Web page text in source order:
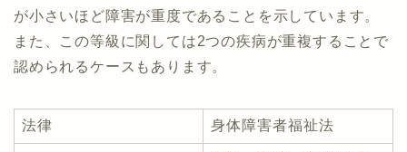
が小さいほど障害が重度であることを示しています。
また、この等級に関しては2つの疾病が重複することで
認められるケースもあります。
法律 身体障害者福祉法